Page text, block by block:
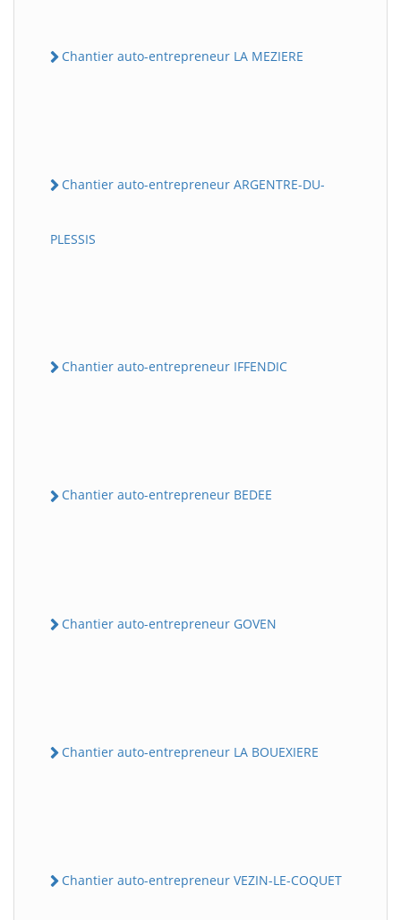
Chantier auto-entrepreneur LA MEZIERE
Chantier auto-entrepreneur ARGENTRE-DU-
PLESSIS
Chantier auto-entrepreneur IFFENDIC
Chantier auto-entrepreneur BEDEE
Chantier auto-entrepreneur GOVEN
Chantier auto-entrepreneur LA BOUEXIERE
Chantier auto-entrepreneur VEZIN-LE-COQUET